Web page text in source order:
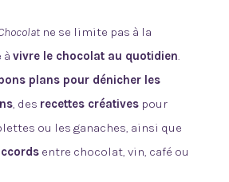
ne se limite pas à la
à vivre le chocolat au quotidien.
plans pour dénicher les
, des recettes créatives pour
ou les ganaches, ainsi que
entre chocolat, vin, café ou